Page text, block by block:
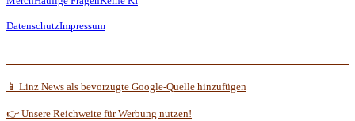
DatenschutzImpressum
📱 Linz News als bevorzugte Google-Quelle hinzufügen
👉 Unsere Reichweite für Werbung nutzen!